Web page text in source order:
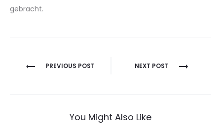
gebracht.
Berichtnavigatie
PREVIOUS POST NEXT POST
You Might Also Like